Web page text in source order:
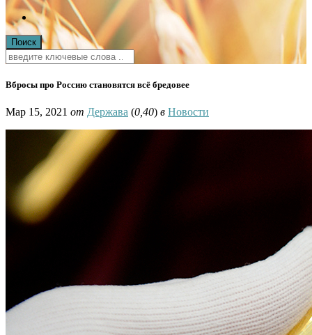
Вбросы про Россию становятся всё бредовее
Мар 15, 2021 от Держава (0,40) в Новости